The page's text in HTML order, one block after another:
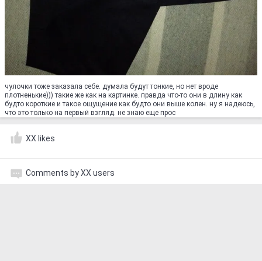
чулочки тоже заказала себе. думала будут тонкие, но нет вроде
плотненькие))) такие же как на картинке. правда что-то они в длину как
будто короткие и такое ощущение как будто они выше колен. ну я надеюсь,
что это только на первый взгляд. не знаю еще прос
XX likes
Comments by XX users